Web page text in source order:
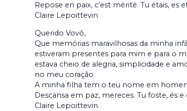
Repose en paix, c’est mérité. Tu étais,
Claire Lepoittevin
Querido Vovô,
Que memórias maravilhosas da minha
estiveram presentes para mim e para o
estava cheio de alegria, simplicidade e
no meu coração.
A minha filha tem o teu nome em
Descansa em paz, mereces. Tu foste,
Claire Lepoittevin